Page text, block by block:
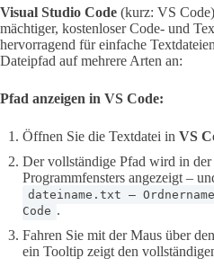
Visual Studio Code (kurz: VS
mächtiger, kostenloser Code- und
hervorragend für einfache
Dateipfad auf mehrere Arten an:
Pfad anzeigen in VS Code:
Öffnen Sie die Textdatei in VS
Der vollständige Pfad wird in der
Programmfensters angezeigt –
dateiname.txt –
Code .
Fahren Sie mit der Maus über den
ein Tooltip zeigt den